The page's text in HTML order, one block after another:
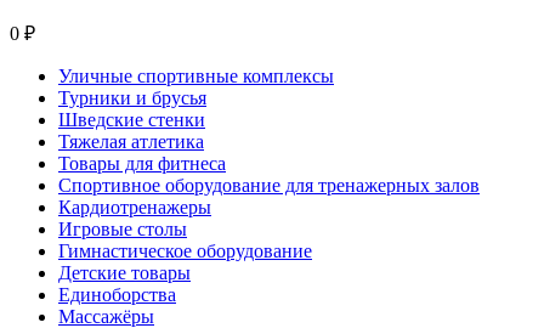
0 ₽
Уличные спортивные комплексы
Турники и брусья
Шведские стенки
Тяжелая атлетика
Товары для фитнеса
Спортивное оборудование для тренажерных залов
Кардиотренажеры
Игровые столы
Гимнастическое оборудование
Детские товары
Единоборства
Массажёры